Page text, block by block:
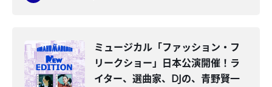
ミュージカル「ファッション・フ
リークショー」日本公演開催！ラ
イター、選曲家、DJの、青野賢一